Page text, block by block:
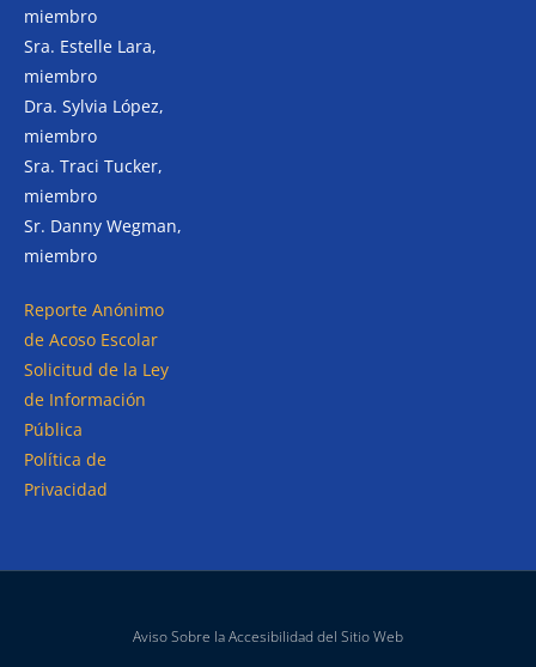
miembro
Sra. Estelle Lara,
miembro
Dra. Sylvia López,
miembro
Sra. Traci Tucker,
miembro
Sr. Danny Wegman,
miembro
Reporte Anónimo
de Acoso Escolar
Solicitud de la Ley
de Información
Pública
Política de
Privacidad
Aviso Sobre la Accesibilidad del Sitio Web